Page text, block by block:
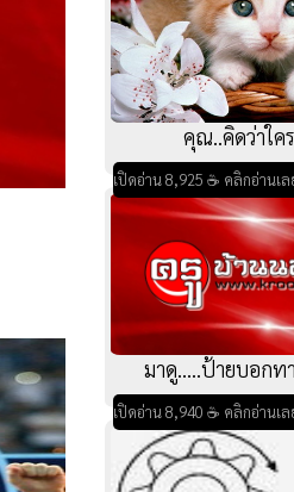
คุณ..คิดว่าใค
เปิดอ่าน 8,925 ☕ คลิกอ่านเล
มาดู.....ป้ายบอกท
เปิดอ่าน 8,940 ☕ คลิกอ่านเล